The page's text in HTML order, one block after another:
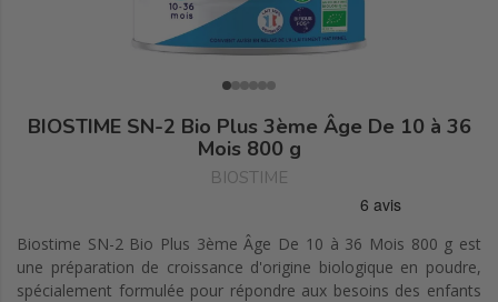
BIOSTIME SN-2 Bio Plus 3ème Âge De 10 à 36
Mois 800 g
BIOSTIME
Biostime SN-2 Bio Plus 3ème Âge De 10 à 36 Mois 800 g est
une préparation de croissance d'origine biologique en poudre,
spécialement formulée pour répondre aux besoins des enfants